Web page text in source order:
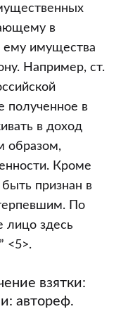
в
имущества
Например, ст.
полученное в
в доход
образом,
Кроме
признан в
По
лицо здесь
<5>.
взятки:
автореф.